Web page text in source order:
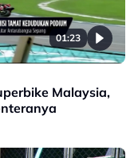
01:23
Malaysia,